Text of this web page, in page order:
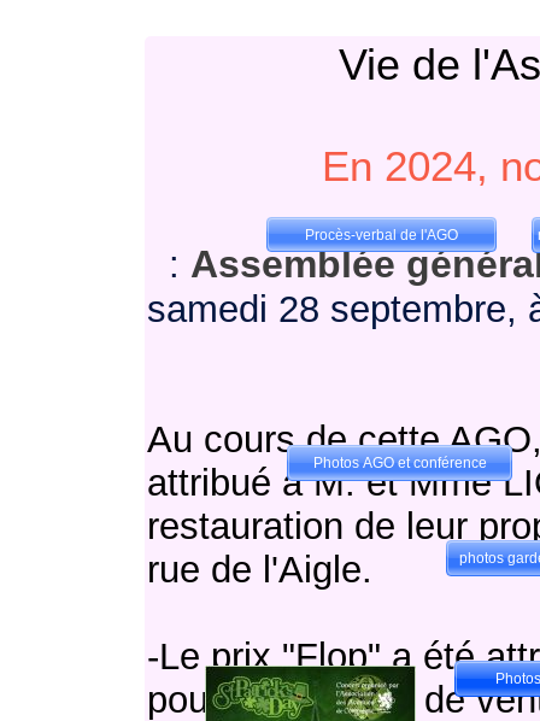
Photos AGO et conférence
photos
Procès-verbal de l'AGO
Vie de
En 2024,
: Assemblée
samedi 28 septembre,
Au cours de cette
attribué à M. et Mme
restauration de leur
rue de l'Aigle.
-Le prix "Flop" a été
pour la tentative de